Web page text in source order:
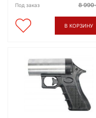
Под заказ 8 990
В КОРЗИНУ